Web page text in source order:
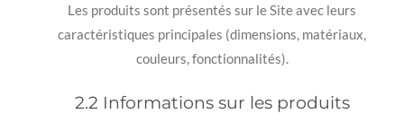
Les produits sont présentés sur le Site avec leurs
caractéristiques principales (dimensions, matériaux,
couleurs, fonctionnalités).
2.2 Informations sur les produits